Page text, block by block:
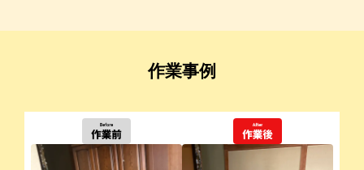
作業事例